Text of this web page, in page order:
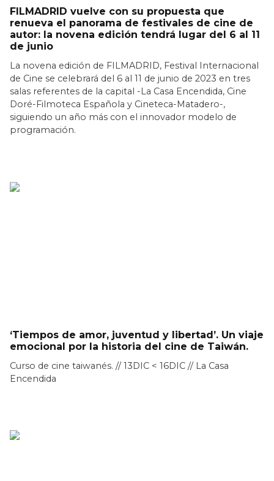
FILMADRID vuelve con su propuesta que
renueva el panorama de festivales de cine de
autor: la novena edición tendrá lugar del 6 al 11
de junio
La novena edición de FILMADRID, Festival Internacional
de Cine se celebrará del 6 al 11 de junio de 2023 en tres
salas referentes de la capital -La Casa Encendida, Cine
Doré-Filmoteca Española y Cineteca-Matadero-,
siguiendo un año más con el innovador modelo de
programación.
‘Tiempos de amor, juventud y libertad’. Un viaje
emocional por la historia del cine de Taiwán.
Curso de cine taiwanés. // 13DIC < 16DIC // La Casa
Encendida